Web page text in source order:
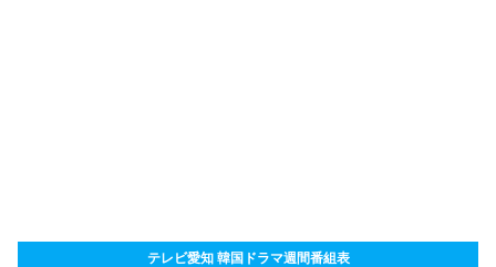
テレビ愛知 韓国ドラマ週間番組表